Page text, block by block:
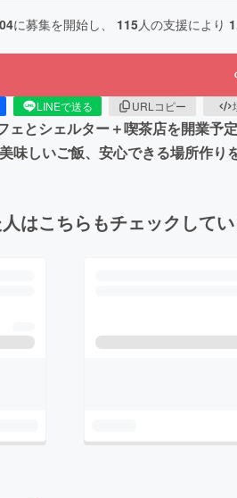
に募集を開始し、 115人の支援により
LINEで送る URLコピー
ェとシェルター＋喫茶店を開業予
味しいご飯、安心できる場所作り
はこちらもチェックして